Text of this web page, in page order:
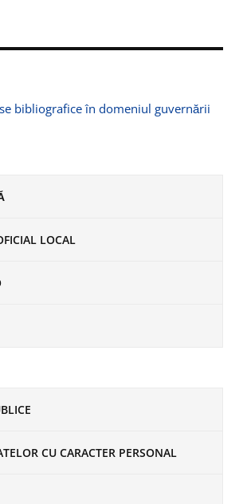
bibliografice în domeniul guvernării
LOCAL
CU CARACTER PERSONAL